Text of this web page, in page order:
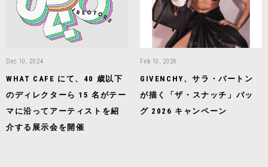
Dec 10, 2024
WHAT CAFE にて、40 歳以下
のディレクターら 15 名がテー
マに沿ってアーティストを紹
介する展示会を開催
Feb 10, 2026
GIVENCHY、サラ・バートン
が描く「ザ・スナッチ」バッ
グ 2026 キャンペーン